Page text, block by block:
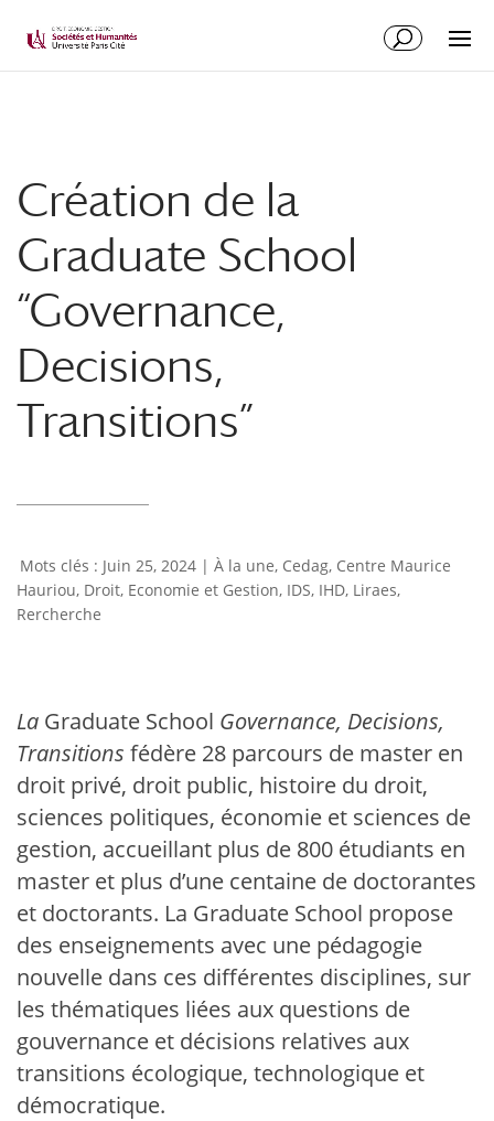
Création de la
Graduate School
“Governance,
Decisions,
Transitions”
Juin 25, 2024 | À la une, Cedag, Centre Maurice
Hauriou, Droit, Economie et Gestion, IDS, IHD, Liraes,
Rercherche
La Graduate School Governance, Decisions,
Transitions fédère 28 parcours de master en
droit privé, droit public, histoire du droit,
sciences politiques, économie et sciences de
gestion, accueillant plus de 800 étudiants en
master et plus d’une centaine de doctorantes
et doctorants. La Graduate School propose
des enseignements avec une pédagogie
nouvelle dans ces différentes disciplines, sur
les thématiques liées aux questions de
gouvernance et décisions relatives aux
transitions écologique, technologique et
démocratique.